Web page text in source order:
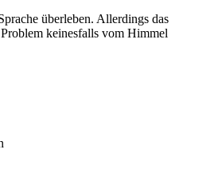
überleben. Allerdings das
keinesfalls vom Himmel